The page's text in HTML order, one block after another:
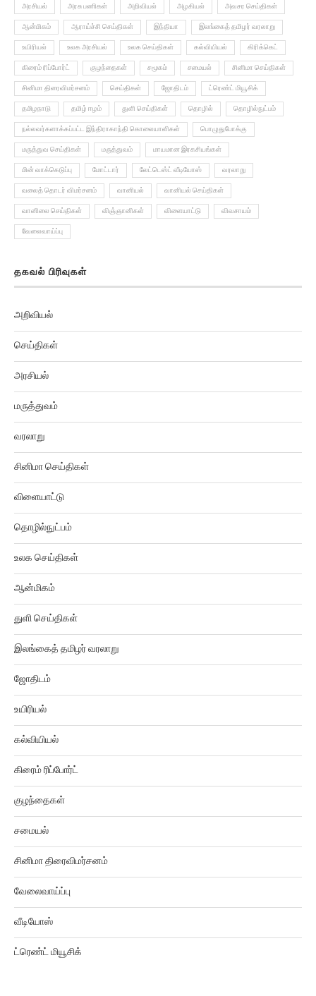
அரசியல் அரசு பணிகள் அறிவியல் அழகியல் அவசர செய்திகள்
ஆன்மிகம் ஆராய்ச்சி செய்திகள் இந்தியா இலங்கைத் தமிழர் வரலாறு
உயிரியல் உலக அரசியல் உலக செய்திகள் கல்வியியல் கிரிக்கெட்
கிரைம் ரிப்போர்ட் குழந்தைகள் சமூகம் சமையல் சினிமா செய்திகள்
சினிமா திரைவிமர்சனம் செய்திகள் ஜோதிடம் ட்ரெண்ட் மியூசிக்
தமிழநாடு தமிழ் ஈழம் துளி செய்திகள் தொழில் தொழில்நுட்பம்
நல்லவர்களாக்கப்பட்ட இந்திராகாந்தி கொலையாளிகள் பொழுதுபோக்கு
மருத்துவ செய்திகள் மருத்துவம் மாயமான இரகசியங்கள்
மின் வாக்கெடுப்பு மோட்டார் லேட்டெஸ்ட் வீடியோஸ் வரலாறு
வலைத் தொடர் விமர்சனம் வானியல் வானியல் செய்திகள்
வானிலை செய்திகள் விஞ்ஞானிகள் விளையாட்டு விவசாயம்
வேலைவாய்ப்பு
தகவல் பிரிவுகள்
அறிவியல்
செய்திகள்
அரசியல்
மருத்துவம்
வரலாறு
சினிமா செய்திகள்
விளையாட்டு
தொழில்நுட்பம்
உலக செய்திகள்
ஆன்மிகம்
துளி செய்திகள்
இலங்கைத் தமிழர் வரலாறு
ஜோதிடம்
உயிரியல்
கல்வியியல்
கிரைம் ரிப்போர்ட்
குழந்தைகள்
சமையல்
சினிமா திரைவிமர்சனம்
வேலைவாய்ப்பு
வீடியோஸ்
ட்ரெண்ட் மியூசிக்